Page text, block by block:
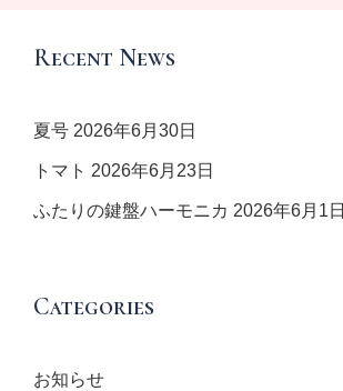
Recent News
夏号 2026年6月30日
トマト 2026年6月23日
ふたりの鍵盤ハーモニカ 2026年6月1日
Categories
お知らせ